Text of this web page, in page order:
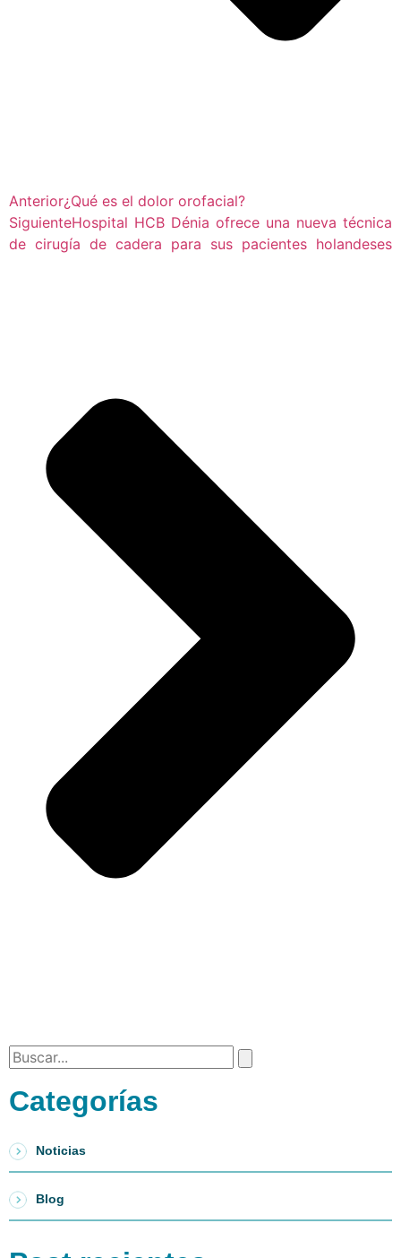
Anterior¿Qué es el dolor orofacial?
SiguienteHospital HCB Dénia ofrece una nueva técnica
de cirugía de cadera para sus pacientes holandeses
Categorías
Noticias
Blog